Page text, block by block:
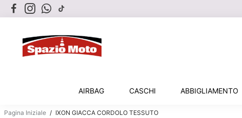
AIRBAG CASCHI ABBIGLIAMENTO
Pagina Iniziale / IXON GIACCA CORDOLO TESSUTO